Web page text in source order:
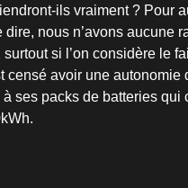
ils vraiment ? Pour
dire, nous n’avons aucune
surtout si l’on considère le
censé avoir une autonomie
ses packs de batteries qui